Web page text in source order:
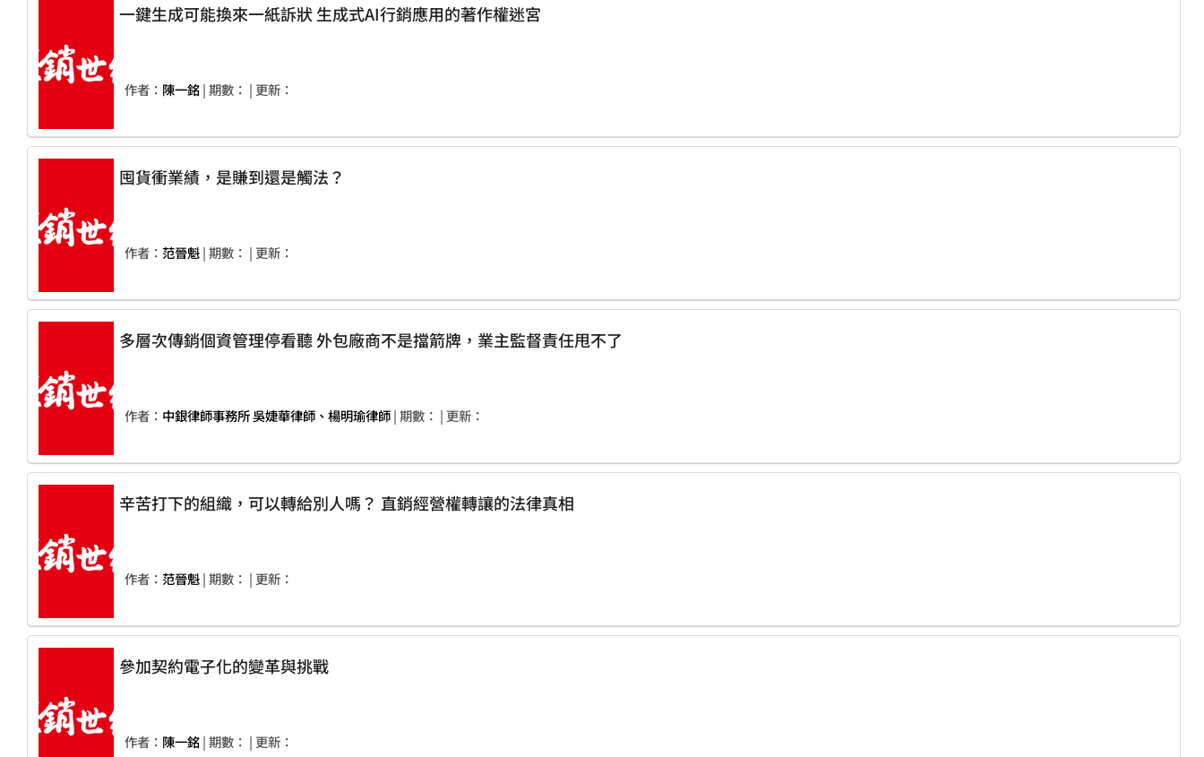
一鍵生成可能換來一紙訴狀 生成式AI行銷應用的著作權迷宮
作者： 陳一銘| 期數： | 更新：
囤貨衝業績，是賺到還是觸法？
作者： 范晉魁| 期數： | 更新：
多層次傳銷個資管理停看聽 外包廠商不是擋箭牌，業主監督責任甩不了
作者： 中銀律師事務所 吳婕華律師、楊明瑜律師| 期數： | 更新：
辛苦打下的組織，可以轉給別人嗎？ 直銷經營權轉讓的法律真相
作者： 范晉魁| 期數： | 更新：
參加契約電子化的變革與挑戰
作者： 陳一銘| 期數： | 更新：